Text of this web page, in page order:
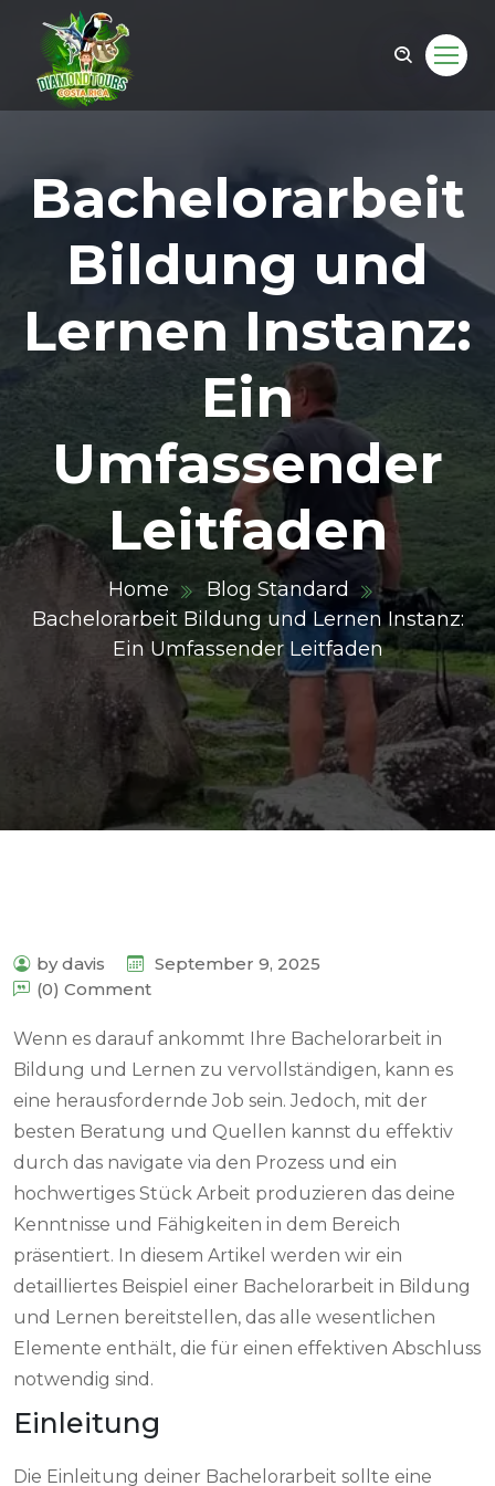
Bachelorarbeit
Bildung und
Lernen Instanz:
Ein
Umfassender
Leitfaden
Home
Blog Standard
Bachelorarbeit Bildung und Lernen Instanz:
Ein Umfassender Leitfaden
by davis
September 9, 2025
(0) Comment
Wenn es darauf ankommt Ihre Bachelorarbeit in
Bildung und Lernen zu vervollständigen, kann es
eine herausfordernde Job sein. Jedoch, mit der
besten Beratung und Quellen kannst du effektiv
durch das navigate via den Prozess und ein
hochwertiges Stück Arbeit produzieren das deine
Kenntnisse und Fähigkeiten in dem Bereich
präsentiert. In diesem Artikel werden wir ein
detailliertes Beispiel einer Bachelorarbeit in Bildung
und Lernen bereitstellen, das alle wesentlichen
Elemente enthält, die für einen effektiven Abschluss
notwendig sind.
Einleitung
Die Einleitung deiner Bachelorarbeit sollte eine